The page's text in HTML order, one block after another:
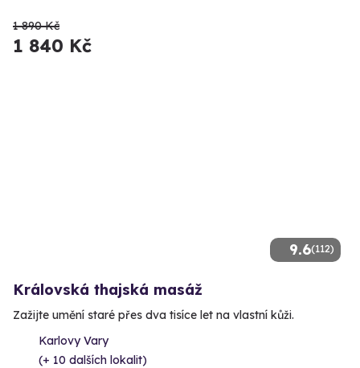
1 890 Kč
1 840 Kč
9.6(112)
Královská thajská masáž
Zažijte umění staré přes dva tisíce let na vlastní kůži.
Karlovy Vary
(+ 10 dalších lokalit)